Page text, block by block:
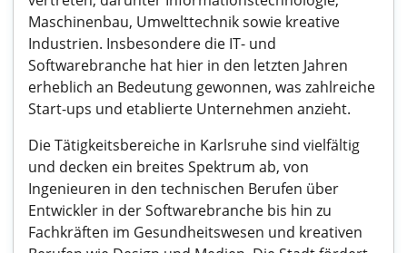
Maschinenbau, Umwelttechnik sowie kreative
Industrien. Insbesondere die IT- und
Softwarebranche hat hier in den letzten Jahren
erheblich an Bedeutung gewonnen, was zahlreiche
Start-ups und etablierte Unternehmen anzieht.
Die Tätigkeitsbereiche in Karlsruhe sind vielfältig
und decken ein breites Spektrum ab, von
Ingenieuren in den technischen Berufen über
Entwickler in der Softwarebranche bis hin zu
Fachkräften im Gesundheitswesen und kreativen